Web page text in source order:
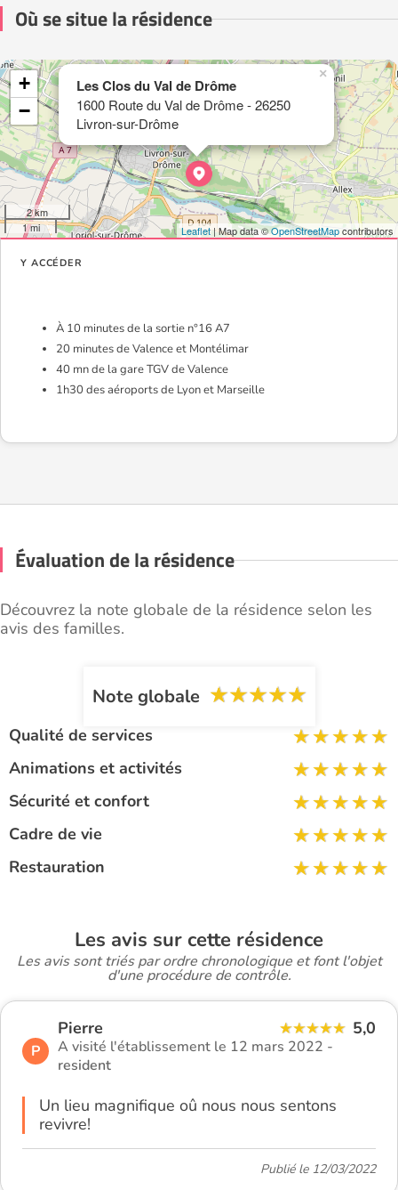
Où se situe la résidence
Les Clos du Val de Drôme
1600 Route du Val de Drôme - 26250
Livron-sur-Drôme
×
+
−
2 km
1 mi
Leaflet | Map data ©OpenStreetMapcontributors
Y ACCÉDER
À 10 minutes de la sortie n°16 A7
20 minutes de Valence et Montélimar
40 mn de la gare TGV de Valence
1h30 des aéroports de Lyon et Marseille
Évaluation de la résidence
Découvrez la note globale de la résidence selon les
avis des familles.
Note globale
Qualité de services
Animations et activités
Sécurité et confort
Cadre de vie
Restauration
Les avis sur cette résidence
Les avis sont triés par ordre chronologique et font l'objet
d'une procédure de contrôle.
P
Pierre 5,0
A visité l'établissement le 12 mars 2022 -
resident
Un lieu magnifique oû nous nous sentons
revivre!
Publié le 12/03/2022